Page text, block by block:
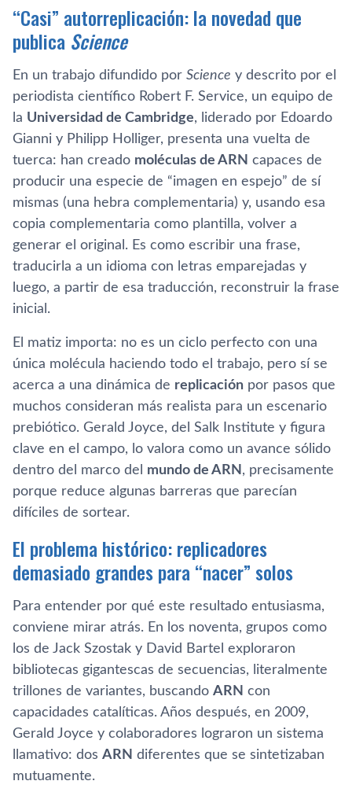
“Casi” autorreplicación: la novedad que
publica Science
En un trabajo difundido por Science y descrito por el
periodista científico Robert F. Service, un equipo de
la Universidad de Cambridge, liderado por Edoardo
Gianni y Philipp Holliger, presenta una vuelta de
tuerca: han creado moléculas de ARN capaces de
producir una especie de “imagen en espejo” de sí
mismas (una hebra complementaria) y, usando esa
copia complementaria como plantilla, volver a
generar el original. Es como escribir una frase,
traducirla a un idioma con letras emparejadas y
luego, a partir de esa traducción, reconstruir la frase
inicial.
El matiz importa: no es un ciclo perfecto con una
única molécula haciendo todo el trabajo, pero sí se
acerca a una dinámica de replicación por pasos que
muchos consideran más realista para un escenario
prebiótico. Gerald Joyce, del Salk Institute y figura
clave en el campo, lo valora como un avance sólido
dentro del marco del mundo de ARN , precisamente
porque reduce algunas barreras que parecían
difíciles de sortear.
El problema histórico: replicadores
demasiado grandes para “nacer” solos
Para entender por qué este resultado entusiasma,
conviene mirar atrás. En los noventa, grupos como
los de Jack Szostak y David Bartel exploraron
bibliotecas gigantescas de secuencias, literalmente
trillones de variantes, buscando ARN con
capacidades catalíticas. Años después, en 2009,
Gerald Joyce y colaboradores lograron un sistema
llamativo: dos ARN diferentes que se sintetizaban
mutuamente.